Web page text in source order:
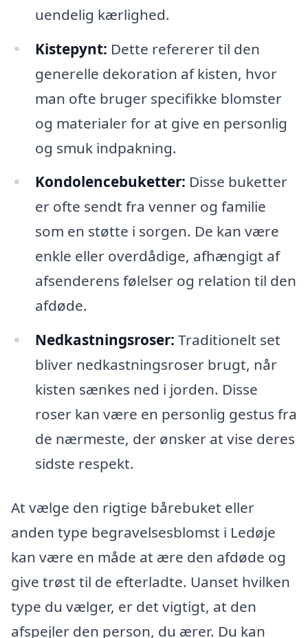
uendelig kærlighed.
Kistepynt: Dette refererer til den
generelle dekoration af kisten, hvor
man ofte bruger specifikke blomster
og materialer for at give en personlig
og smuk indpakning.
Kondolencebuketter: Disse buketter
er ofte sendt fra venner og familie
som en støtte i sorgen. De kan være
enkle eller overdådige, afhængigt af
afsenderens følelser og relation til den
afdøde.
Nedkastningsroser: Traditionelt set
bliver nedkastningsroser brugt, når
kisten sænkes ned i jorden. Disse
roser kan være en personlig gestus fra
de nærmeste, der ønsker at vise deres
sidste respekt.
At vælge den rigtige bårebuket eller
anden type begravelsesblomst i Ledøje
kan være en måde at ære den afdøde og
give trøst til de efterladte. Uanset hvilken
type du vælger, er det vigtigt, at den
afspejler den person, du ærer. Du kan